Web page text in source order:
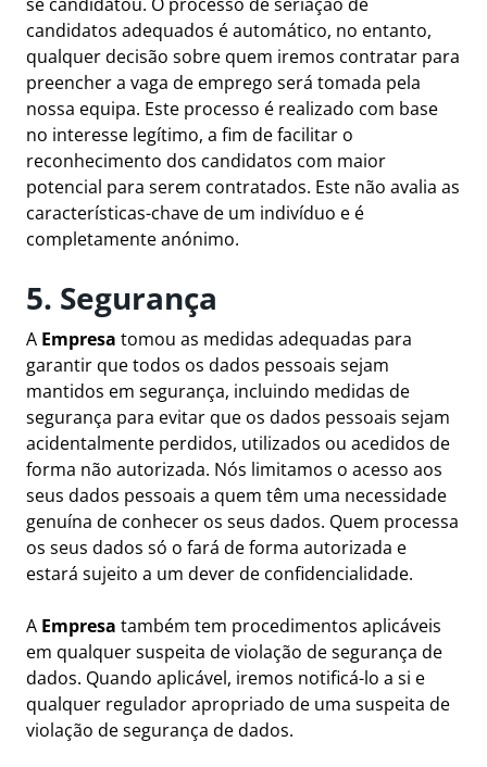
candidatos adequados é automático, no entanto,
qualquer decisão sobre quem iremos contratar para
preencher a vaga de emprego será tomada pela
nossa equipa. Este processo é realizado com base
no interesse legítimo, a fim de facilitar o
reconhecimento dos candidatos com maior
potencial para serem contratados. Este não avalia as
características-chave de um indivíduo e é
completamente anónimo.
5. Segurança
A Empresa tomou as medidas adequadas para
garantir que todos os dados pessoais sejam
mantidos em segurança, incluindo medidas de
segurança para evitar que os dados pessoais sejam
acidentalmente perdidos, utilizados ou acedidos de
forma não autorizada. Nós limitamos o acesso aos
seus dados pessoais a quem têm uma necessidade
genuína de conhecer os seus dados. Quem processa
os seus dados só o fará de forma autorizada e
estará sujeito a um dever de confidencialidade.
A Empresa também tem procedimentos aplicáveis
em qualquer suspeita de violação de segurança de
dados. Quando aplicável, iremos notificá-lo a si e
qualquer regulador apropriado de uma suspeita de
violação de segurança de dados.